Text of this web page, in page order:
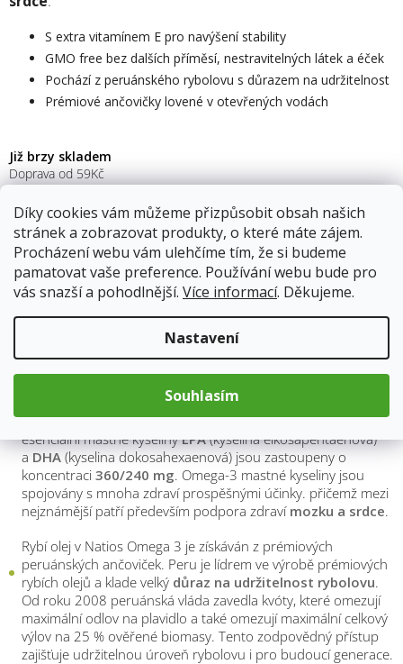
Díky cookies vám můžeme přizpůsobit obsah našich
stránek a zobrazovat produkty, o které máte zájem.
Procházení webu vám ulehčíme tím, že si budeme
pamatovat vaše preference. Používání webu bude pro
vás snazší a pohodlnější. Více informací. Děkujeme.
Nastavení
Souhlasím
Již brzy skladem
S extra vitamínem E pro navýšení stability
GMO free bez dalších příměsí, nestravitelných látek a éček
Pochází z peruánského rybolovu s důrazem na udržitelnost
Prémiové ančovičky lovené v otevřených vodách
Doprava od 59Kč
349 Kč
Měrná
cena:
Hodnocení
Natios Omega 3 obsahuje ve dvou softgelových
kapslích2000 mg rybího oleje, přičemž nejdůležitější
esenciální mastné kyselinyEPA(kyselina eikosapentaenová)
a DHA (kyselina dokosahexaenová) jsou zastoupeny o
koncentraci 360/240 mg. Omega-3 mastné kyseliny jsou
spojovány s mnoha zdraví prospěšnými účinky. přičemž mezi
nejznámější patří především podpora zdraví mozku a srdce.
Rybí olej v Natios Omega 3 je získáván z prémiových
peruánských ančoviček. Peru je lídrem ve výrobě prémiových
rybích olejů a klade velký důraz na udržitelnost rybolovu.
Od roku 2008 peruánská vláda zavedla kvóty, které omezují
maximální odlov na plavidlo a také omezují maximální celkový
výlov na 25 % ověřené biomasy. Tento zodpovědný přístup
zajišťuje udržitelnou úroveň rybolovu i pro budoucí generace.